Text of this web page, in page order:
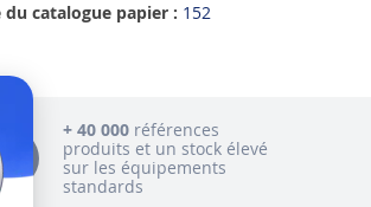
du catalogue papier : 152
+ 40 000 références
produits et un stock élevé
sur les équipements
standards